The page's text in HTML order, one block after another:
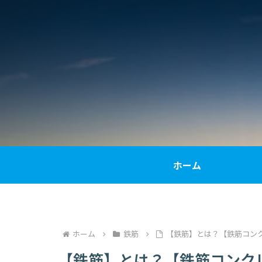
ホーム
ホーム 鉄筋 【鉄筋】とは？【鉄筋コ